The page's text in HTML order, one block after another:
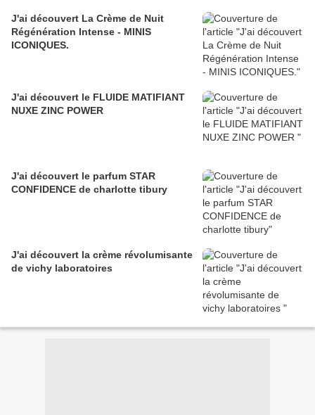
J'ai découvert La Crème de Nuit
Régénération Intense - MINIS
ICONIQUES.
J'ai découvert le FLUIDE MATIFIANT
NUXE ZINC POWER
J'ai découvert le parfum STAR
CONFIDENCE de charlotte tibury
J'ai découvert la crème révolumisante
de vichy laboratoires